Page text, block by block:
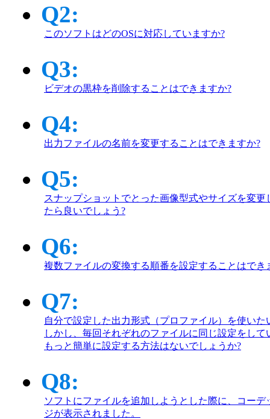
Q2:
このソフトはどのOSに対応していますか?
Q3:
ビデオの黒枠を削除することはできますか?
Q4:
出力ファイルの名前を変更することはできますか?
Q5:
スナップショットでとった画像型式やサイズを変
たら良いでしょう?
Q6:
複数ファイルの変換する順番を設定することはでき
Q7:
自分で設定した出力形式（プロファイル）を使いた
しかし、毎回それぞれのファイルに同じ設定をして
もっと簡単に設定する方法はないでしょうか?
Q8:
ソフトにファイルを追加しようとした際に、コー
ジが表示されました。